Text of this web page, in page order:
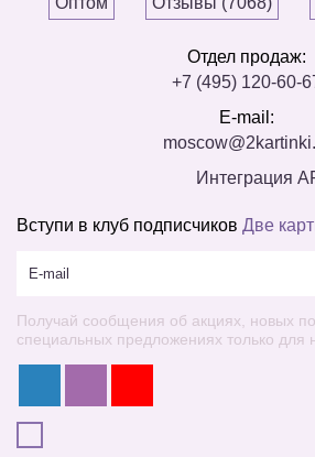
Отдел продаж:
+7 (495) 120-60-
E-mail:
Интеграция
Вступи в клуб подписчиков Две
Получай сообщения об акциях, новых
специальных предложениях только для